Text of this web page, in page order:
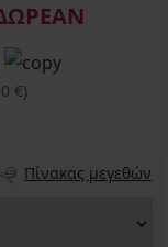
€)
Πίνακας μεγεθών